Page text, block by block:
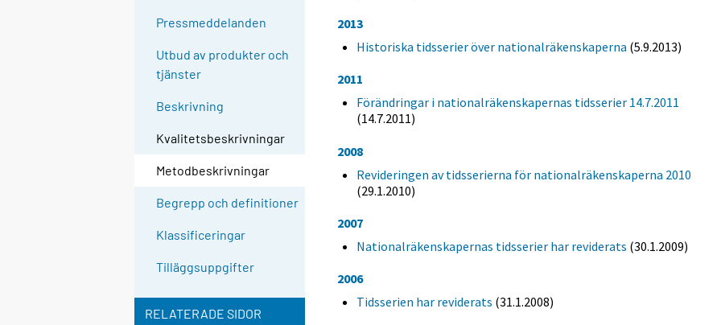
Pressmeddelanden
Utbud av produkter och
tjänster
Beskrivning
Kvalitetsbeskrivningar
Metodbeskrivningar
Begrepp och definitioner
Klassificeringar
Tilläggsuppgifter
RELATERADE SIDOR
2013
Historiska tidsserier över nationalräkenskaperna (5.9.2013)
2011
Förändringar i nationalräkenskapernas tidsserier 14.7.2011
(14.7.2011)
2008
Revideringen av tidsserierna för nationalräkenskaperna 2010
(29.1.2010)
2007
Nationalräkenskapernas tidsserier har reviderats (30.1.2009)
2006
Tidsserien har reviderats (31.1.2008)